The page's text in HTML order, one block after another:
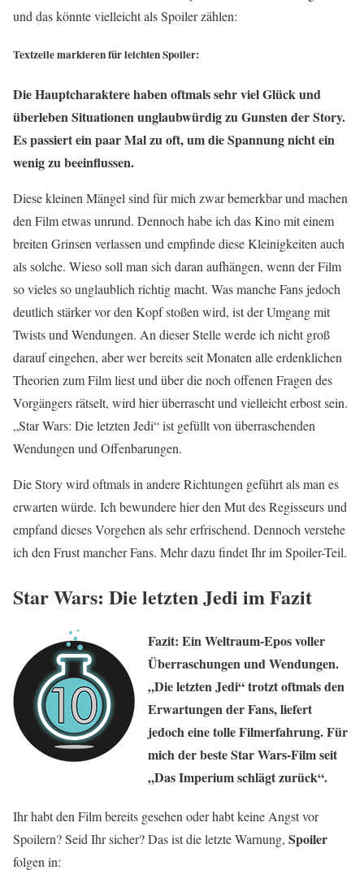
und das könnte vielleicht als Spoiler zählen:
Textzeile markieren für leichten Spoiler:
Die Hauptcharaktere haben oftmals sehr viel Glück und
überleben Situationen unglaubwürdig zu Gunsten der Story.
Es passiert ein paar Mal zu oft, um die Spannung nicht ein
wenig zu beeinflussen.
Diese kleinen Mängel sind für mich zwar bemerkbar und machen
den Film etwas unrund. Dennoch habe ich das Kino mit einem
breiten Grinsen verlassen und empfinde diese Kleinigkeiten auch
als solche. Wieso soll man sich daran aufhängen, wenn der Film
so vieles so unglaublich richtig macht. Was manche Fans jedoch
deutlich stärker vor den Kopf stoßen wird, ist der Umgang mit
Twists und Wendungen. An dieser Stelle werde ich nicht groß
darauf eingehen, aber wer bereits seit Monaten alle erdenklichen
Theorien zum Film liest und über die noch offenen Fragen des
Vorgängers rätselt, wird hier überrascht und vielleicht erbost sein.
„Star Wars: Die letzten Jedi“ ist gefüllt von überraschenden
Wendungen und Offenbarungen.
Die Story wird oftmals in andere Richtungen geführt als man es
erwarten würde. Ich bewundere hier den Mut des Regisseurs und
empfand dieses Vorgehen als sehr erfrischend. Dennoch verstehe
ich den Frust mancher Fans. Mehr dazu findet Ihr im Spoiler-Teil.
Star Wars: Die letzten Jedi im Fazit
Fazit: Ein Weltraum-Epos voller
Überraschungen und Wendungen.
„Die letzten Jedi“ trotzt oftmals den
Erwartungen der Fans, liefert
jedoch eine tolle Filmerfahrung. Für
mich der beste Star Wars-Film seit
„Das Imperium schlägt zurück“.
Ihr habt den Film bereits gesehen oder habt keine Angst vor
Spoilern? Seid Ihr sicher? Das ist die letzte Warnung, Spoiler
folgen in: